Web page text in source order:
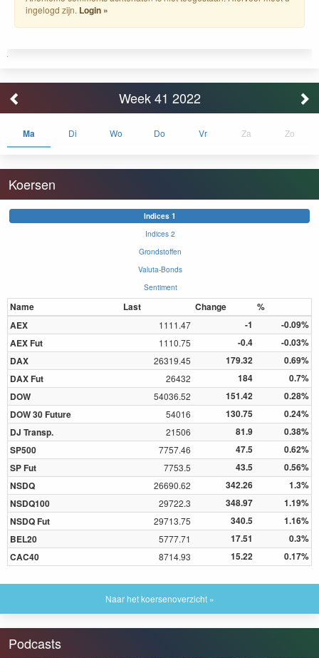
ingelogd zijn. Login »
Week 41 2022
Ma Di Wo Do Vr Za Zo
Koersen
Indices 1
Indices 2
Grondstoffen
Valuta-Bonds
Sentiment
Name Last Change
%
AEX
1111.47 -1
-0.09%
AEX Fut
1110.75 -0.4
-0.03%
DAX
26319.45 179.32
0.69%
DAX Fut
26432 184
0.7%
DOW
54036.52 151.42
0.28%
DOW 30 Future
54016 130.75
0.24%
DJ Transp.
21506 81.9
0.38%
SP500
7757.46 47.5
0.62%
SP Fut
7753.5 43.5
0.56%
NSDQ
26690.62 342.26
1.3%
NSDQ100
29722.3 348.97
1.19%
NSDQ Fut
29713.75 340.5
1.16%
BEL20
5777.71 17.51
0.3%
CAC40
8714.93 15.22 0.17%
Naar het koersenoverzicht »
Podcasts